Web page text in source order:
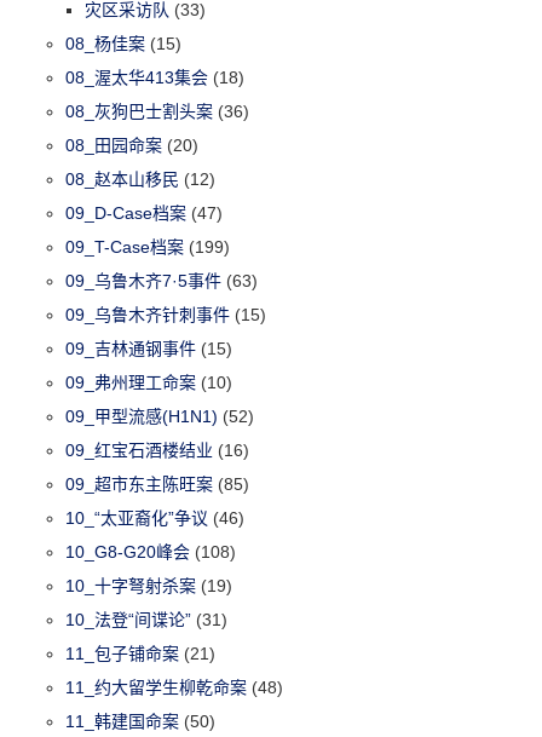
灾区采访队 (33)
08_杨佳案 (15)
08_渥太华413集会 (18)
08_灰狗巴士割头案 (36)
08_田园命案 (20)
08_赵本山移民 (12)
09_D-Case档案 (47)
09_T-Case档案 (199)
09_乌鲁木齐7·5事件 (63)
09_乌鲁木齐针刺事件 (15)
09_吉林通钢事件 (15)
09_弗州理工命案 (10)
09_甲型流感(H1N1) (52)
09_红宝石酒楼结业 (16)
09_超市东主陈旺案 (85)
10_“太亚裔化”争议 (46)
10_G8-G20峰会 (108)
10_十字弩射杀案 (19)
10_法登“间谍论” (31)
11_包子铺命案 (21)
11_约大留学生柳乾命案 (48)
11_韩建国命案 (50)